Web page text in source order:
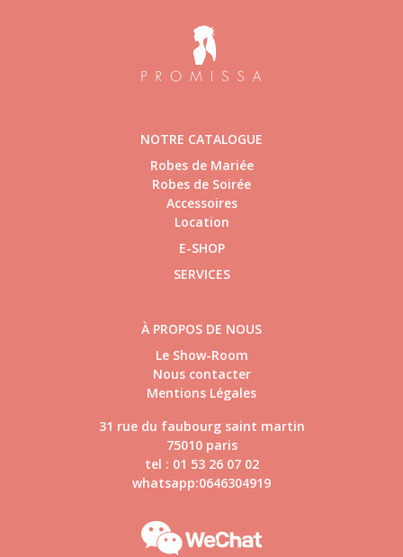
NOTRE CATALOGUE
Robes de Mariée
Robes de Soirée
Accessoires
Location
E-SHOP
SERVICES
À PROPOS DE NOUS
Le Show-Room
Nous contacter
Mentions Légales
31 rue du faubourg saint martin
75010 paris
tel : 01 53 26 07 02
whatsapp:0646304919